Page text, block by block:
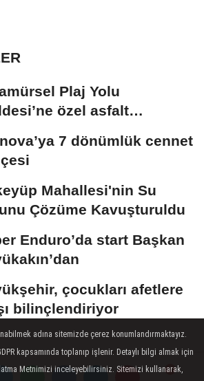
Plaj Yolu
özel asfalt
7 dönümlük cennet
Mahallesi'nin Su
Çözüme Kavuşturuldu
Enduro’da start Başkan
çocukları afetlere
bilinçlendiriyor
2026 - 12:51
adına sitemizde çerez konumlandırmaktayız.
kapsamında toplanıp işlenir. Detaylı bilgi almak için
Metnimizi inceleyebilirsiniz. Sitemizi kullanarak,